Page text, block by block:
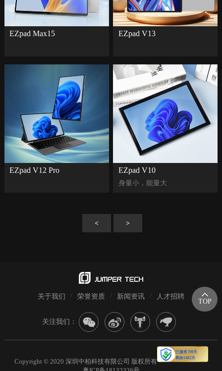
EZpad Max15 EZpad V13
EZpad V12 Pro EZpad V10
身量小，能量大
< >
关于我们 荣誉资质 新闻资讯 人才招聘
关注我们：
Copyright © 2020 深圳中柏科技有限公司 版权所有
TOP